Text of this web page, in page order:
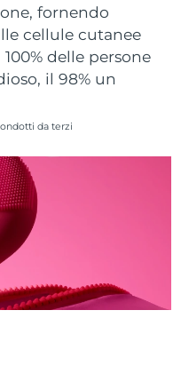
fornendo
cellule cutanee
delle persone
il 98% un
da terzi
Consegna stimata
Consegna stimata12/8/26
Consegna stimata
Consegna stimata